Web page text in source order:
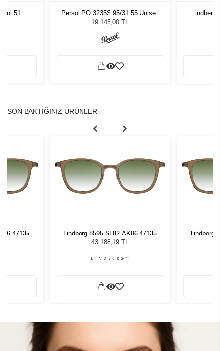
Col 51
Persol PO 3235S 95/31 55 Unisex
Güneş Gözlüğü
19.145,00 TL
Lindberg
SON BAKTIĞINIZ ÜRÜNLER
47135
Lindberg 8595 SL82 AK96 47135
43.188,19 TL
Lindberg